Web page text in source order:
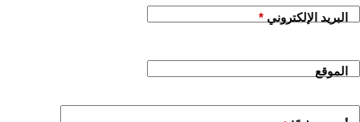
البريد الإلكتروني *
الموقع